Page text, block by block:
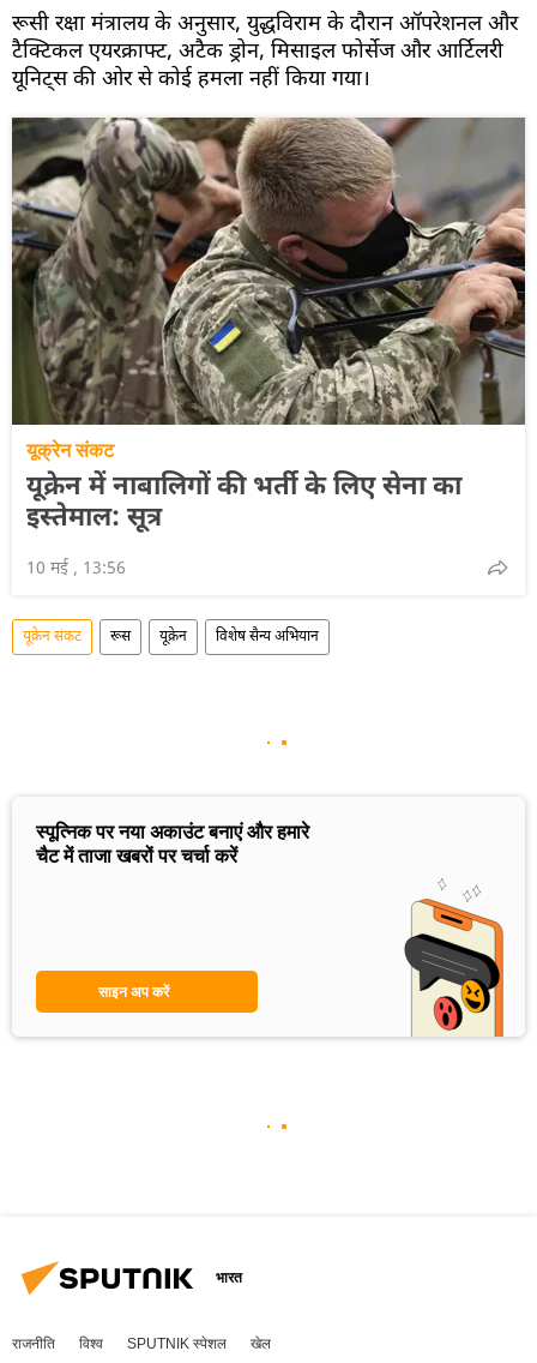
रूसी रक्षा मंत्रालय के अनुसार, युद्धविराम के दौरान ऑपरेशनल और
टैक्टिकल एयरक्राफ्ट, अटैक ड्रोन, मिसाइल फोर्सेज और आर्टिलरी
यूनिट्स की ओर से कोई हमला नहीं किया गया।
यूक्रेन संकट
यूक्रेन में नाबालिगों की भर्ती के लिए सेना का
इस्तेमाल: सूत्र
10 मई , 13:56
यूक्रेन संकट रूस यूक्रेन विशेष सैन्य अभियान
स्पूत्निक पर नया अकाउंट बनाएं और हमारे
चैट में ताजा खबरों पर चर्चा करें
साइन अप करें
भारत
राजनीति विश्व SPUTNIK स्पेशल खेल